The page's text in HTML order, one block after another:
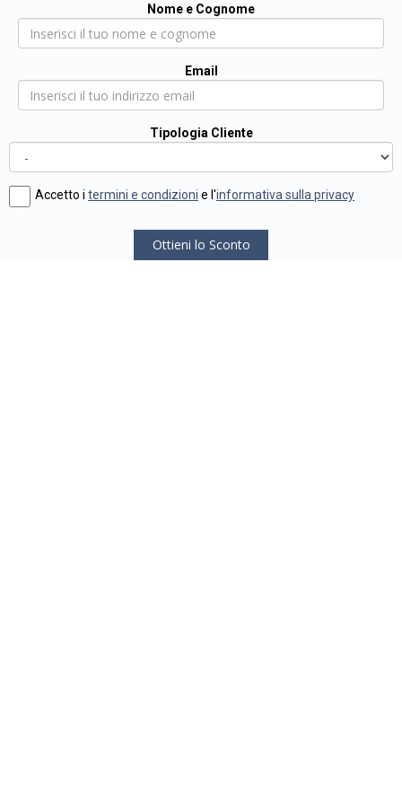
Nome e Cognome
Email
Tipologia Cliente
Accetto i termini e condizioni e l'informativa sulla privacy
Ottieni lo Sconto